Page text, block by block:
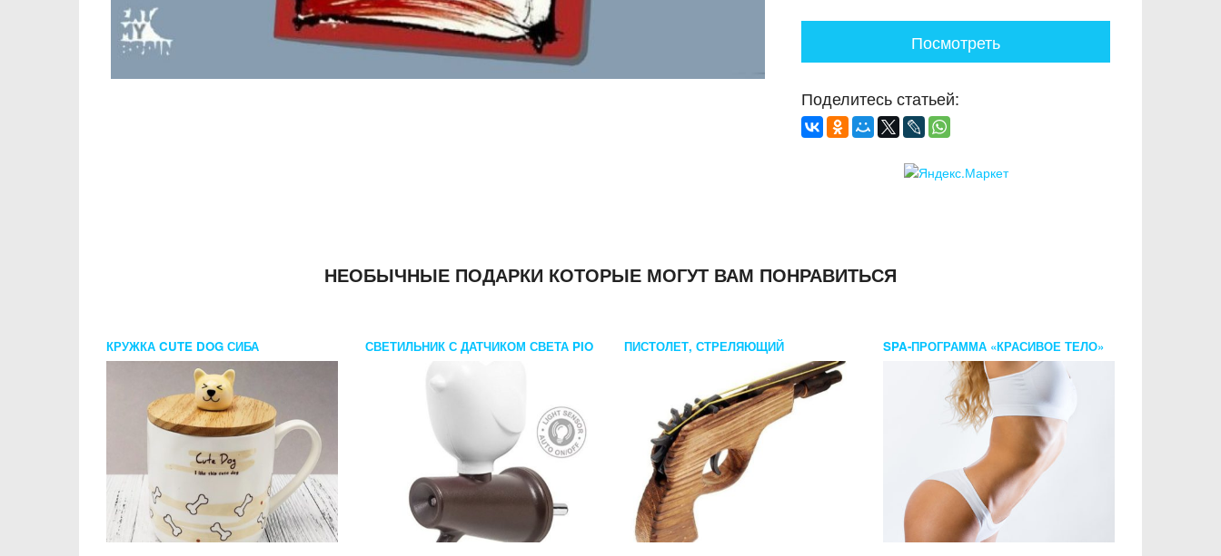
Посмотреть
Поделитесь статьей:
НЕОБЫЧНЫЕ ПОДАРКИ КОТОРЫЕ МОГУТ ВАМ ПОНРАВИТЬСЯ
КРУЖКА CUTE DOG СИБА СВЕТИЛЬНИК С ДАТЧИКОМ СВЕТА PIO
ПИСТОЛЕТ, СТРЕЛЯЮЩИЙ
SPA-ПРОГРАММА «КРАСИВОЕ ТЕЛО»